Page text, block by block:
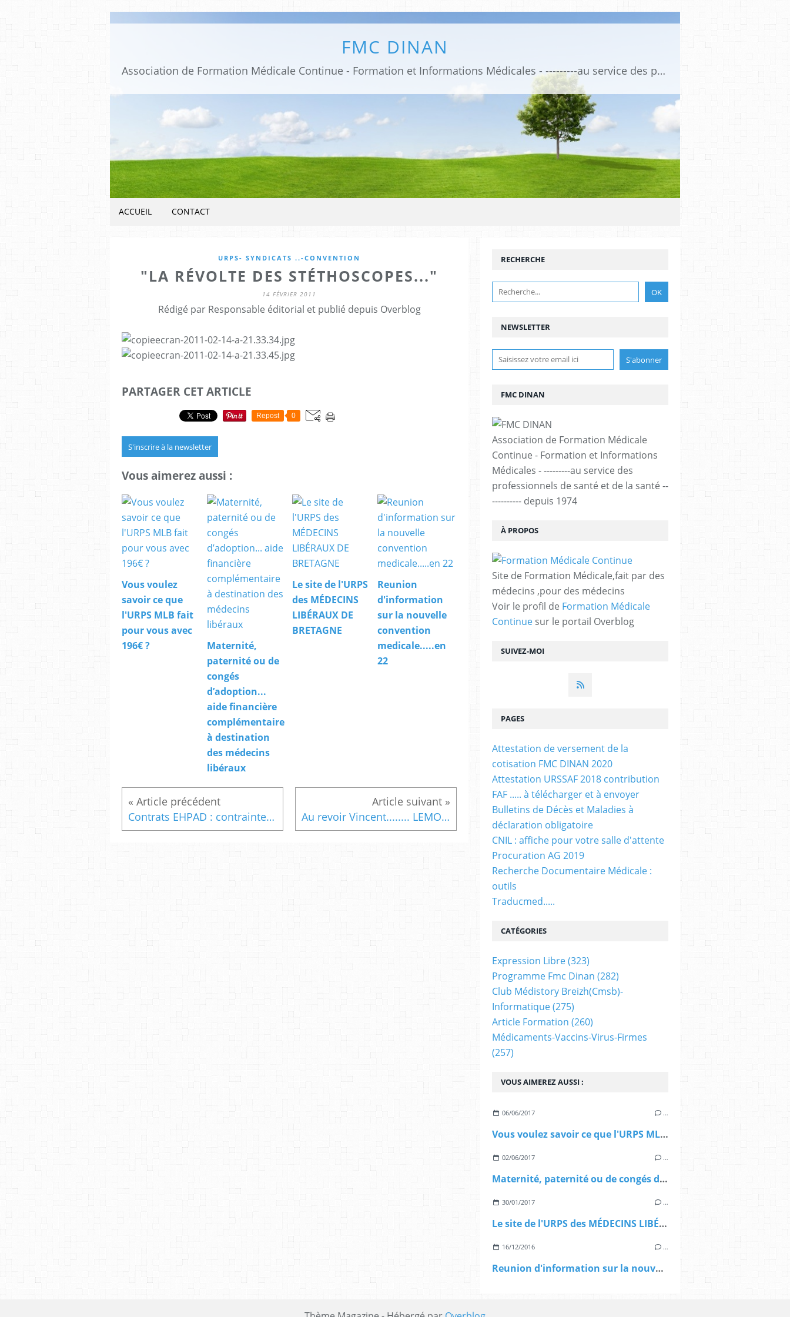
FMC DINAN
Association de Formation Médicale Continue - Formation et Informations Médicales - ---------au service des professionnels de santé et de la santé ------------ depuis 1974
ACCUEIL CONTACT
URPS- SYNDICATS ..-CONVENTION
"LA RÉVOLTE DES STÉTHOSCOPES..."
14 FÉVRIER 2011
Rédigé par Responsable éditorial et publié depuis Overblog
PARTAGER CET ARTICLE
Repost 0
S'inscrire à la newsletter
Vous aimerez aussi :
Vous voulez
savoir ce que
l'URPS MLB fait
pour vous avec
196€ ?
Maternité,
paternité ou de
congés
d’adoption...
aide financière
complémentaire
à destination
des médecins
libéraux
Le site de l'URPS
des MÉDECINS
LIBÉRAUX DE
BRETAGNE
Reunion
d'information
sur la nouvelle
convention
medicale.....en
22
Contrats EHPAD : contraintes pour les médecins traitants Au revoir Vincent........ LEMONNIER
NEWSLETTER
SUIVEZ-MOI
RECHERCHE
FMC DINAN
Association de Formation Médicale
Continue - Formation et Informations
Médicales - ---------au service des
professionnels de santé et de la santé --
---------- depuis 1974
À PROPOS
Site de Formation Médicale,fait par des
médecins ,pour des médecins
Voir le profil de Formation Médicale
Continue sur le portail Overblog
VOUS AIMEREZ AUSSI :
06/06/2017 …
Vous voulez savoir ce que l'URPS MLB fait pour vous avec 196€ ?
02/06/2017 …
Maternité, paternité ou de congés d’adoption... aide financière complémentaire à destination des médecins libéraux
30/01/2017 …
Le site de l'URPS des MÉDECINS LIBÉRAUX DE BRETAGNE
16/12/2016 …
Reunion d'information sur la nouvelle convention medicale.....en 22
PAGES
Attestation de versement de la
cotisation FMC DINAN 2020
Attestation URSSAF 2018 contribution
FAF ..... à télécharger et à envoyer
Bulletins de Décès et Maladies à
déclaration obligatoire
CNIL : affiche pour votre salle d'attente
Procuration AG 2019
Recherche Documentaire Médicale :
outils
Traducmed.....
CATÉGORIES
Expression Libre(323)
Programme Fmc Dinan (282)
Club Médistory Breizh(cmsb)-
Informatique(275)
Article Formation (260)
Médicaments-Vaccins-Virus-Firmes
(257)